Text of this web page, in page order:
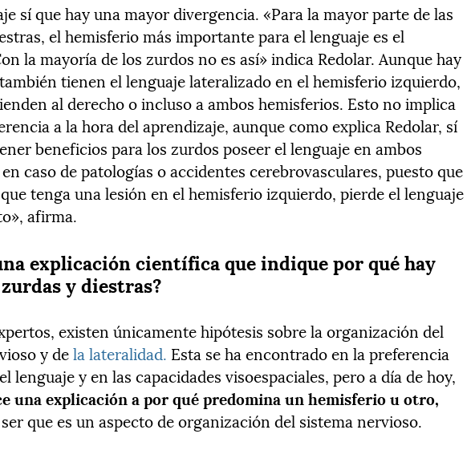
sí que hay una mayor divergencia. «Para la mayor parte de las
el hemisferio más importante para el lenguaje es el
la mayoría de los zurdos no es así» indica Redolar. Aunque hay
tienen el lenguaje lateralizado en el hemisferio izquierdo,
al derecho o incluso a ambos hemisferios. Esto no implica
a la hora del aprendizaje, aunque como explica Redolar, sí
beneficios para los zurdos poseer el lenguaje en ambos
caso de patologías o accidentes cerebrovasculares, puesto que
tenga una lesión en el hemisferio izquierdo, pierde el lenguaje
afirma.
explicación científica que indique por qué hay
y diestras?
existen únicamente hipótesis sobre la organización del
y dela lateralidad. Esta se ha encontrado en la preferencia
lenguaje y en las capacidades visoespaciales, pero a día de hoy,
una explicación a por qué predomina un hemisferio u otro,
que es un aspecto de organización del sistema nervioso.